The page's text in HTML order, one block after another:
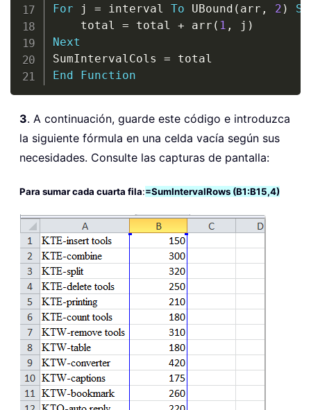
For j = interval To UBound ( arr , 2 )
    total
= total + arr ( 1 , j )
Next
SumIntervalCols =
End
Function
3. A continuación, guarde este código e introduzca
la siguiente fórmula en una celda vacía según sus
necesidades. Consulte las capturas de pantalla:
Para sumar cada cuarta fila:=SumIntervalRows (B1:B15,4)